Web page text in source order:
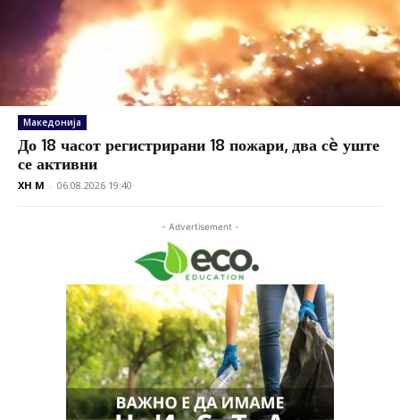
Македонија
До 18 часот регистрирани 18 пожари, два сè уште
се активни
XH M - 06.08.2026 19:40
- Advertisement -